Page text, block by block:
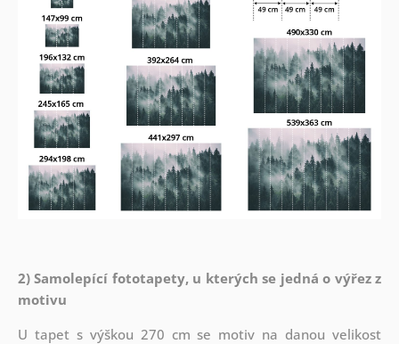
2) Samolepící fototapety, u kterých se jedná o výřez z
motivu
U tapet s výškou 270 cm se motiv na danou velikost